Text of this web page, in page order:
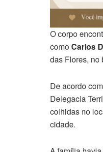
O corpo
comoCarlos
das Flores, no
De acordo
Delegacia
colhidas no
cidade.